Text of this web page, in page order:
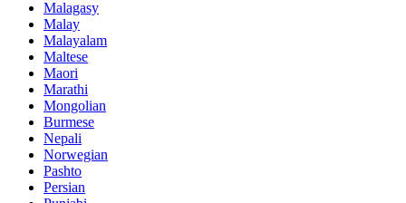
Malagasy
Malay
Malayalam
Maltese
Maori
Marathi
Mongolian
Burmese
Nepali
Norwegian
Pashto
Persian